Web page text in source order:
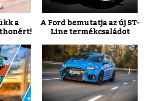
a
A Ford bemutatja az új ST-
Line termékcsaládot